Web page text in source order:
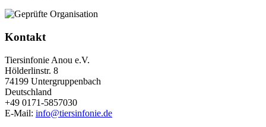
Kontakt
Tiersinfonie Anou e.V.
Hölderlinstr. 8
74199 Untergruppenbach
Deutschland
+49 0171-5857030
E-Mail: info@tiersinfonie.de